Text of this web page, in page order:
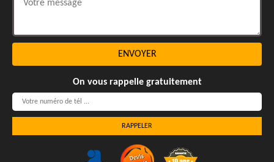
On vous rappelle gratuitement